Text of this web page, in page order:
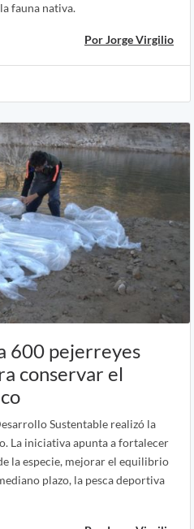
fauna nativa.
Por Jorge Virgilio
600 pejerreyes
conservar el
Sustentable realizó la
La iniciativa apunta a fortalecer
la especie, mejorar el equilibrio
plazo, la pesca deportiva